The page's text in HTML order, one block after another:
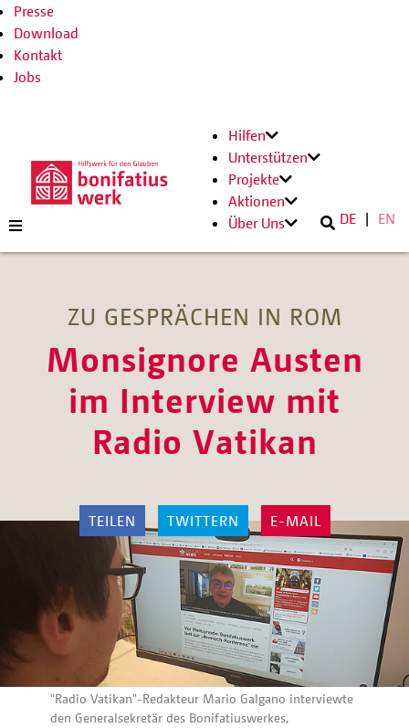
Presse
Download
Kontakt
Jobs
Hilfen
Unterstützen
Projekte
Aktionen
Über Uns
DE EN
ZU GESPRÄCHEN IN ROM
Monsignore Austen
im Interview mit
Radio Vatikan
TEILEN TWITTERN E-MAIL
"Radio Vatikan"-Redakteur Mario Galgano interviewte
den Generalsekretär des Bonifatiuswerkes,